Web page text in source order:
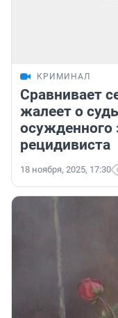
КРИМИНАЛ
Сравнивает
жалеет о
осужденного
рецидивиста
18 ноября, 2025, 17:30